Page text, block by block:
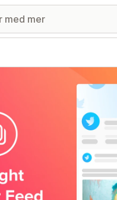
bilder